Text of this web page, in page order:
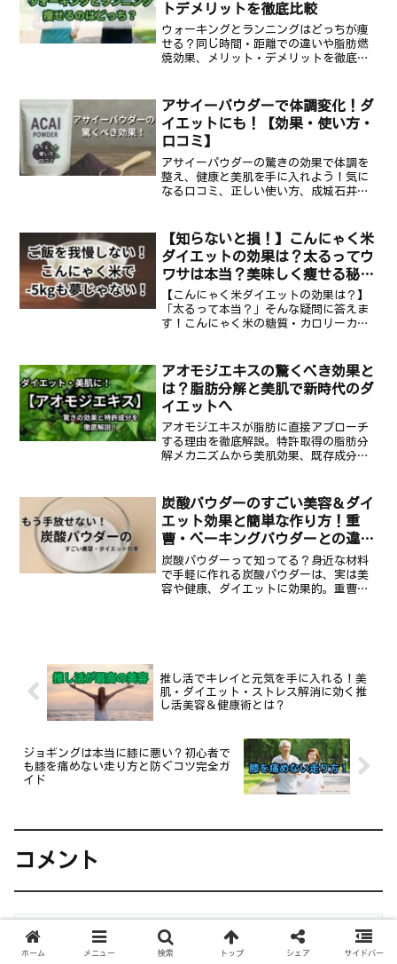
トデメリットを徹底比較
ウォーキングとランニングはどっちが痩
せる？同じ時間・距離での違いや脂肪燃
焼効果、メリット・デメリットを徹底比
アサイーパウダーで体調変化！ダ
イエットにも！【効果・使い方・
口コミ】
アサイーパウダーの驚きの効果で体調を
整え、健康と美肌を手に入れよう！気に
なる口コミ、正しい使い方、成城石井で
をハッピーに！
【知らないと損！】こんにゃく米
ダイエットの効果は？太るってウ
ワサは本当？美味しく痩せる秘密
を徹底解説！
【こんにゃく米ダイエットの効果は？】
「太るって本当？」そんな疑問に答えま
す！こんにゃく米の糖質・カロリーカッ
なく楽しく痩せる秘密がここに！
アオモジエキスの驚くべき効果と
は？脂肪分解と美肌で新時代のダ
イエットへ
アオモジエキスが脂肪に直接アプローチ
する理由を徹底解説。特許取得の脂肪分
解メカニズムから美肌効果、既存成分と
炭酸パウダーのすごい美容＆ダイ
エット効果と簡単な作り方！重
曹・ベーキングパウダーとの違い
まで！
炭酸パウダーって知ってる？身近な材料
で手軽に作れる炭酸パウダーは、実は美
容や健康、ダイエットに効果的。重曹や
推し活でキレイと元気を手に入れる！美
肌・ダイエット・ストレス解消に効く推
し活美容＆健康術とは？
ジョギングは本当に膝に悪い？初心者で
も膝を痛めない走り方と防ぐコツ完全ガ
イド
コメント
コメントを書き込む
ホーム メニュー 検索 トップ シェア サイドバー